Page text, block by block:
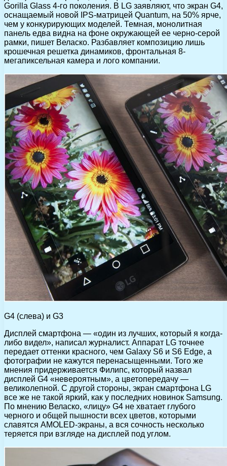
Gorilla Glass 4-го поколения. В LG заявляют, что экран G4,
оснащаемый новой IPS-матрицей Quantum, на 50% ярче,
чем у конкурирующих моделей. Темная, монолитная
панель едва видна на фоне окружающей ее черно-серой
рамки, пишет Веласко. Разбавляет композицию лишь
крошечная решетка динамиков, фронтальная 8-
мегапиксельная камера и лого компании.
G4 (слева) и G3
Дисплей смартфона — «один из лучших, который я когда-
либо видел», написал журналист. Аппарат LG точнее
передает оттенки красного, чем Galaxy S6 и S6 Edge, а
фотографии не кажутся перенасыщенными. Того же
мнения придерживается Филипс, который назвал
дисплей G4 «невероятным», а цветопередачу —
великолепной. С другой стороны, экран смартфона LG
все же не такой яркий, как у последних новинок Samsung.
По мнению Веласко, «лицу» G4 не хватает глубого
черного и общей пышности всех цветов, которыми
славятся AMOLED-экраны, а вся сочность несколько
теряется при взгляде на дисплей под углом.